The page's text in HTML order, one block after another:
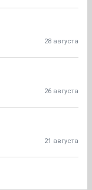
28 августа
26 августа
21 августа